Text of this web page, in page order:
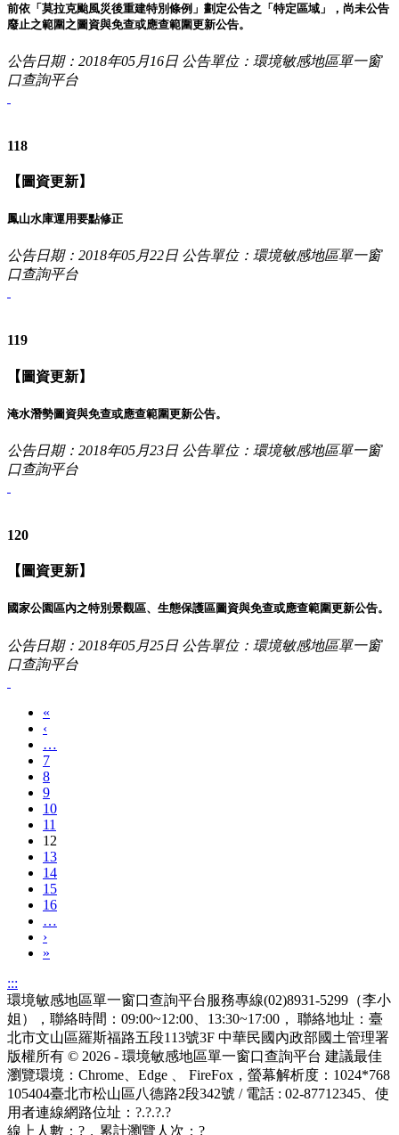
前依「莫拉克颱風災後重建特別條例」劃定公告之「特定區域」，尚未公告
廢止之範圍之圖資與免查或應查範圍更新公告。
公告日期：2018年05月16日 公告單位：環境敏感地區單一窗
口查詢平台
118
【圖資更新】
鳳山水庫運用要點修正
公告日期：2018年05月22日 公告單位：環境敏感地區單一窗
口查詢平台
119
【圖資更新】
淹水潛勢圖資與免查或應查範圍更新公告。
公告日期：2018年05月23日 公告單位：環境敏感地區單一窗
口查詢平台
120
【圖資更新】
國家公園區內之特別景觀區、生態保護區圖資與免查或應查範圍更新公告。
公告日期：2018年05月25日 公告單位：環境敏感地區單一窗
口查詢平台
«
‹
…
7
8
9
10
11
12
13
14
15
16
…
›
»
:::
環境敏感地區單一窗口查詢平台服務專線(02)8931-5299（李小
姐），聯絡時間：09:00~12:00、13:30~17:00， 聯絡地址：臺
北市文山區羅斯福路五段113號3F 中華民國內政部國土管理署
版權所有 © 2026 - 環境敏感地區單一窗口查詢平台 建議最佳
瀏覽環境：Chrome、Edge 、 FireFox，螢幕解析度：1024*768
105404臺北市松山區八德路2段342號 / 電話 : 02-87712345 、使
用者連線網路位址：?.?.?.?
線上人數： ? ，累計瀏覽人次： ?